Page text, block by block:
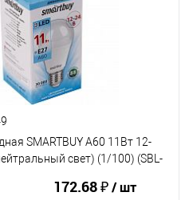
SMARTBUY A60 11Вт 12-
свет) (1/100) (SBL-
172.68 ₽/ шт